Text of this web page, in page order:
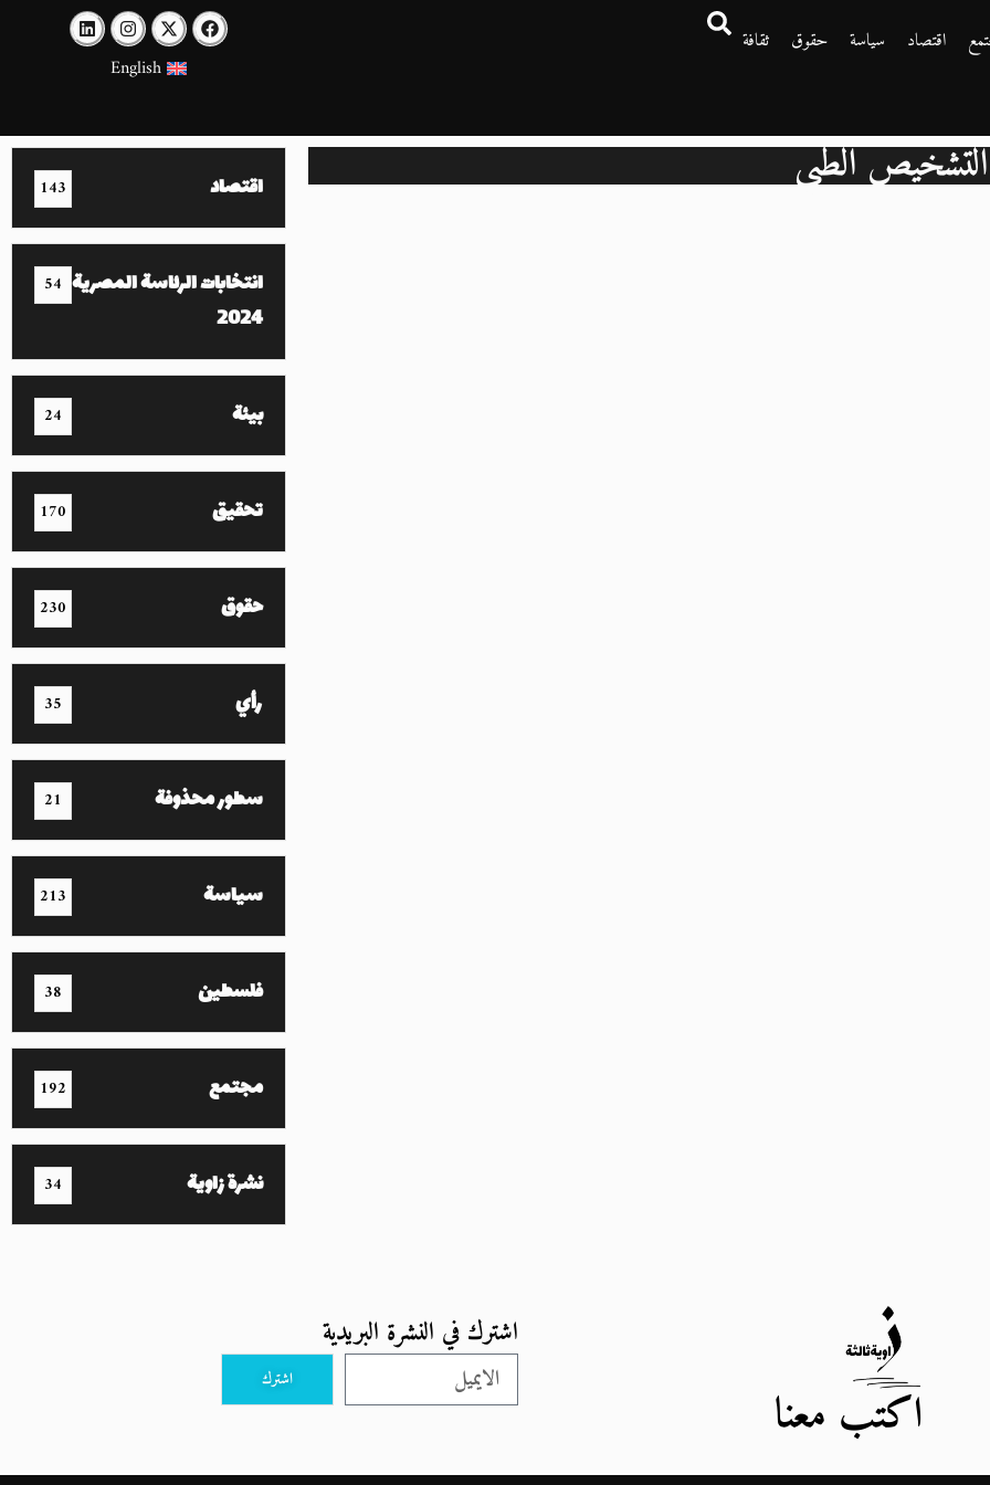
اقتصاد سياسة حقوق
ثقافة
English
التشخيص الطبي اقتصاد 143
انتخابات الرئاسة المصرية
2024
54
بيئة 24
تحقيق 170
حقوق 230
رأي 35
سطور محذوفة 21
سياسة 213
فلسطين 38
مجتمع 192
نشرة زاوية 34
اكتب معنا
اشترك في النشرة البريدية
اشترك